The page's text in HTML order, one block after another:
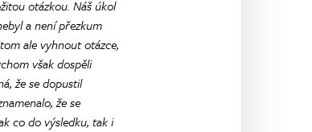
otázkou. Náš úkol
a není přezkum
ale vyhnout otázce,
však dospěli
že se dopustil
že se
co do výsledku, tak i